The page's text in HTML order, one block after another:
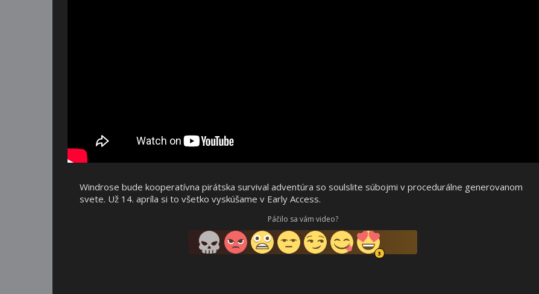
Windrose bude kooperatívna pirátska survival adventúra so soulslite súbojmi v procedurálne generovanom
svete. Už 14. apríla si to všetko vyskúšame v Early Access.
Páčilo sa vám video?